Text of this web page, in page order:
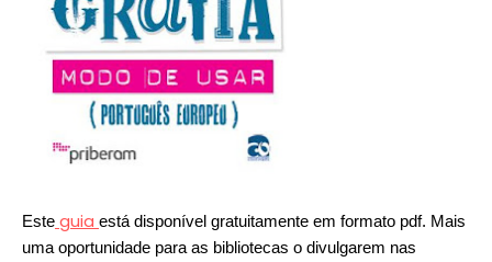
Este guia está disponível gratuitamente em formato pdf. Mais
uma oportunidade para as bibliotecas o divulgarem nas